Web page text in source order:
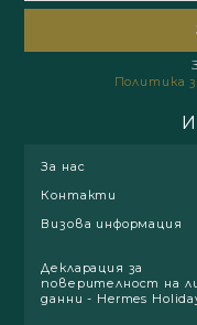
Политика
За нас
Контакти
Визова информация
Декларация за
поверителност на
данни - Hermes